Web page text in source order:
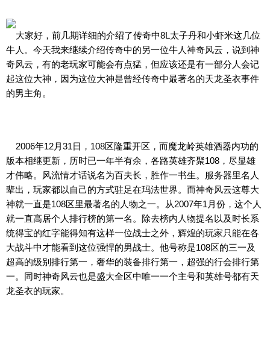
大家好，前几期详细的介绍了传奇中8L太子丹和小虾米这几位
牛人。今天我来继续介绍传奇中的另一位牛人神奇风云，说到神
奇风云，有的老玩家可能会有点猛，但应该还是有一部分人会记
起这位大神，因为这位大神是曾经传奇中最著名的天龙圣衣事件
的男主角。
2006年12月31日，108区隆重开区，而魔龙岭英雄酒器内功的
版本相继更新，历时已一年半有余，各路英雄齐聚108，尽显雄
才伟略。风流情才话说名为百夫长，胜作一书生。服务器里名人
辈出，玩家都以自己的方式驻足在玛法世界。而神奇风云这尊大
神就一直是108区里最著名的人物之一。从2007年1月份，这个人
就一直高居个人排行榜的第一名。除去榜内人物提名以及时长系
统得宝的红字能得知有这样一位战士之外，辉煌的玩家只能在各
大战斗中才能看到这位强悍的男战士。他号称是108区的三一及
超高的级别排行第一，奢华的装备排行第一，超强的行会排行第
一。同时神奇风云也是盛大全区中唯一一个主号和英雄号都有天
龙圣衣的玩家。